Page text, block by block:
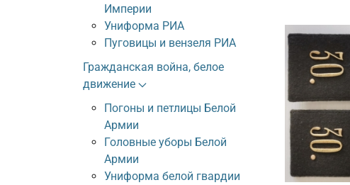
Империи
Униформа РИА
Пуговицы и вензеля РИА
Гражданская война, белое
движение
Погоны и петлицы Белой
Армии
Головные уборы Белой
Армии
Униформа белой гвардии